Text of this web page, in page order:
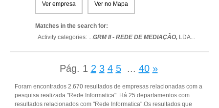
Ver empresa Ver no Mapa
Matches in the search for:
Activity categories: ...GRM II - REDE DE MEDIAÇÃO, LDA...
Pág. 1 2 3 4 5 ... 40 »
Foram encontrados 2.670 resultados de empresas relacionadas com a
pesquisa realizada "Rede Informatica". Há 25 departamentos com
resultados relacionados com "Rede Informatica".Os resultados que